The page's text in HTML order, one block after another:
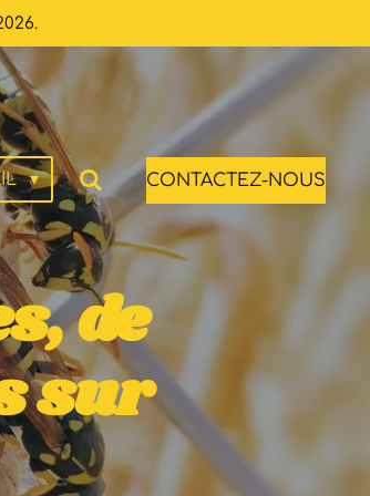
CONTACTEZ-NOUS
de
sur